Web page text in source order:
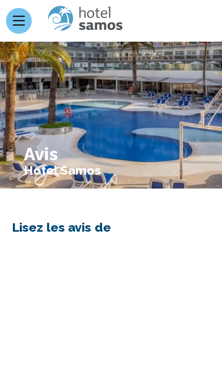
Avis
Hotel Samos
Lisez les avis de